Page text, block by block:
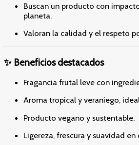
Buscan un producto con
planeta.
Valoran la calidad y el respeto
✨ Beneficios destacados
Fragancia frutal leve con
Aroma tropical y veraniego,
Producto vegano y sustentable.
Ligereza, frescura y suavidad